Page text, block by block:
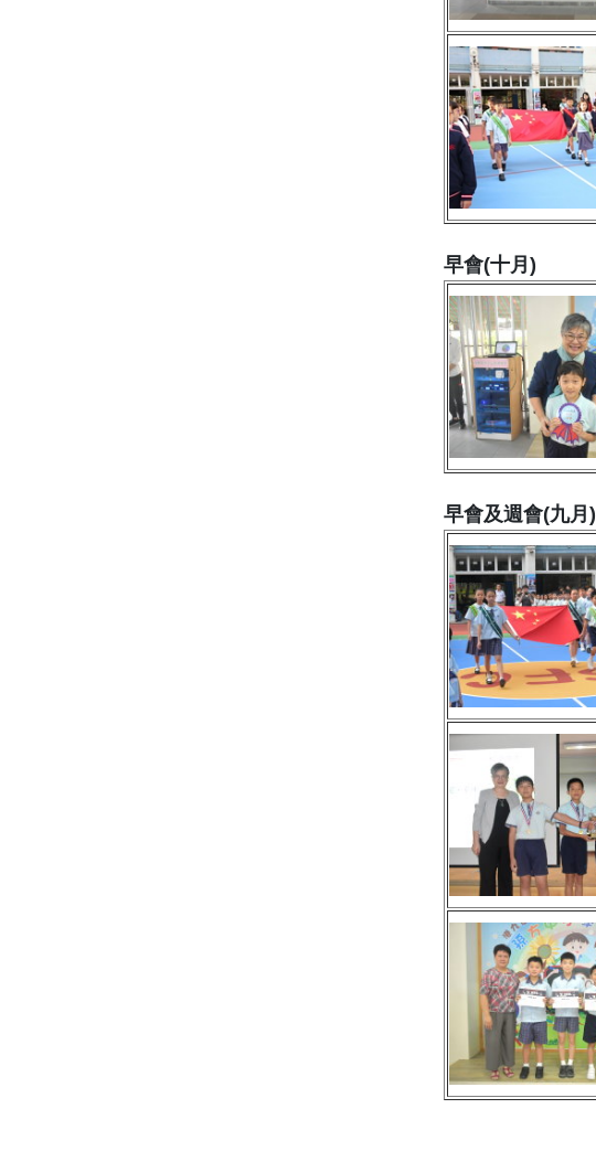
早會(十月)
早會及週會(九月)